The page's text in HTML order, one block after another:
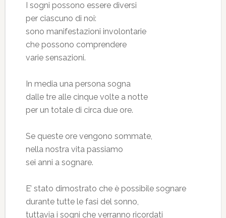
I sogni possono essere diversi
per ciascuno di noi:
sono manifestazioni involontarie
che possono comprendere
varie sensazioni.
In media una persona sogna
dalle tre alle cinque volte a notte
per un totale di circa due ore.
Se queste ore vengono sommate,
nella nostra vita passiamo
sei anni a sognare.
E’ stato dimostrato che è possibile sognare
durante tutte le fasi del sonno,
tuttavia i sogni che verranno ricordati